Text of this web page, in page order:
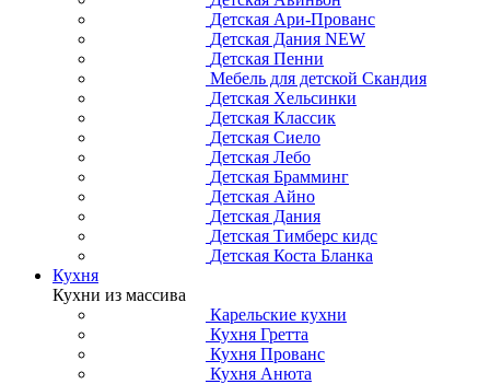
Детская Ари-Прованс
Детская Дания NEW
Детская Пенни
Мебель для детской Скандия
Детская Хельсинки
Детская Классик
Детская Сиело
Детская Лебо
Детская Брамминг
Детская Айно
Детская Дания
Детская Тимберс кидс
Детская Коста Бланка
Кухня
Кухни из массива
Карельские кухни
Кухня Гретта
Кухня Прованс
Кухня Анюта